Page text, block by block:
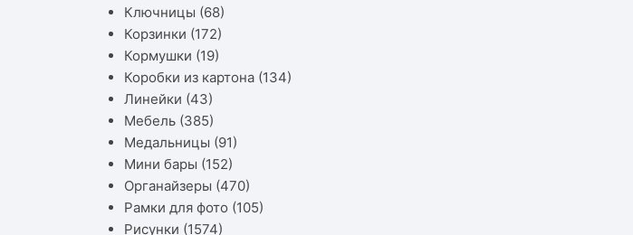
Ключницы (68)
Корзинки (172)
Кормушки (19)
Коробки из картона (134)
Линейки (43)
Мебель (385)
Медальницы (91)
Мини бары (152)
Органайзеры (470)
Рамки для фото (105)
Рисунки (1574)